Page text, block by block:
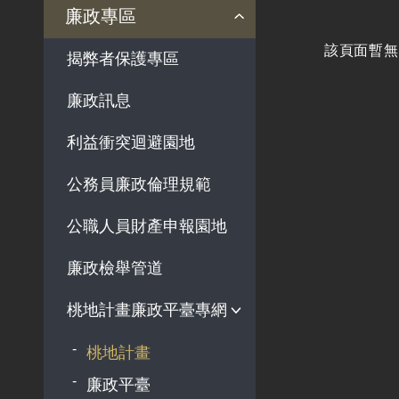
法律及法規命令
解釋性規定及裁量基
準
政府機關資訊
及研究報告
契約
支付或接受之補助
用地公告
用地法規
法令查詢
解釋性規定及裁量基準
法令英譯徵集意見專區
訴願文件下載
相關實務判解
相關網站資源
廉政專區
揭弊者保護專區
廉政訊息
利益衝突迴避園地
公務員廉政倫理規範
公職人員財產申報園地
廉政檢舉管道
桃地計畫廉政平臺專網
桃地計畫
廉政平臺
該頁面暫